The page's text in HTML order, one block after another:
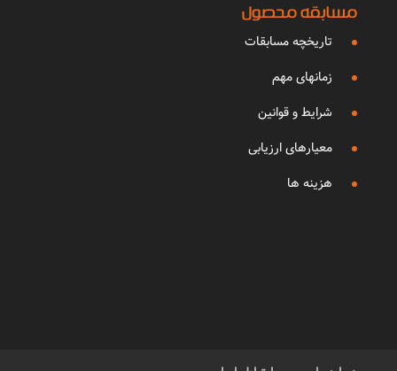
مسابقه محصول
تاریخچه مسابقات
زمانهای مهم
شرایط و قوانین
معیارهای ارزیابی
هزینه ها